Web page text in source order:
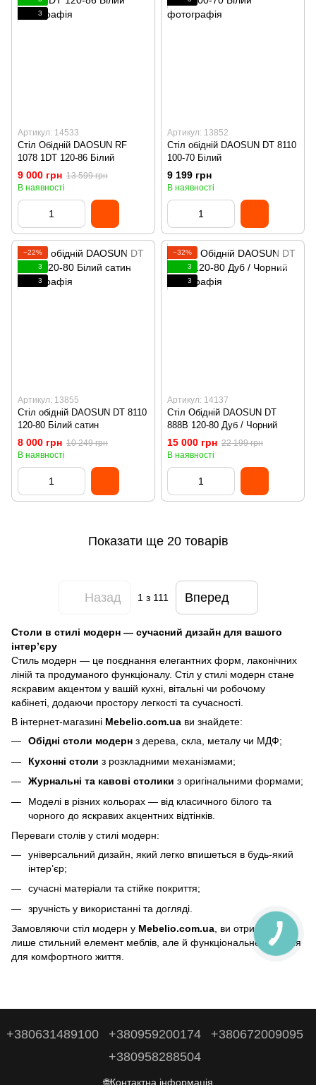
3
Артикул: 14533
Стіл Обідній DAOSUN RF
1078 1DT 120-86 Білий
9 000 грн 13 599 грн
В наявності
Артикул: 13852
Стіл обідній DAOSUN DT 8110
100-70 Білий
9 199 грн
В наявності
−22%
3
3
Артикул: 13855
Стіл обідній DAOSUN DT 8110
120-80 Білий сатин
8 000 грн 10 249 грн
В наявності
−32%
3
3
Артикул: 14137
Стіл Обідній DAOSUN DT
888B 120-80 Дуб / Чорний
15 000 грн 22 199 грн
В наявності
Показати ще 20 товарів
Назад 1з 111 Вперед
Столи в стилі модерн — сучасний дизайн для вашого
інтер’єру
Стиль модерн — це поєднання елегантних форм, лаконічних
ліній та продуманого функціоналу. Стіл у стилі модерн стане
яскравим акцентом у вашій кухні, вітальні чи робочому
кабінеті, додаючи простору легкості та сучасності.
В інтернет-магазині Mebelio.com.ua ви знайдете:
Обідні столи модерн з дерева, скла, металу чи МДФ;
Кухонні столи з розкладними механізмами;
Журнальні та кавові столики з оригінальними формами;
Моделі в різних кольорах — від класичного білого та
чорного до яскравих акцентних відтінків.
Переваги столів у стилі модерн:
універсальний дизайн, який легко впишеться в будь-який
інтер’єр;
сучасні матеріали та стійке покриття;
зручність у використанні та догляді.
Замовляючи стіл модерн у Mebelio.com.ua , ви отримуєте не
лише стильний елемент меблів, але й функціональне рішення
для комфортного життя.
+380631489100 +380959200174
+380672009095
+380958288504
🌐Контактна інформація